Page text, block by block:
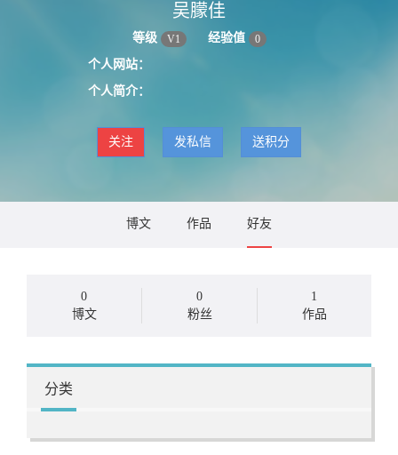
吴朦佳
等级 V1 经验值 0
个人网站：
个人简介：
关注 发私信 送积分
博文 作品 好友
0
博文
0
粉丝
1
作品
分类